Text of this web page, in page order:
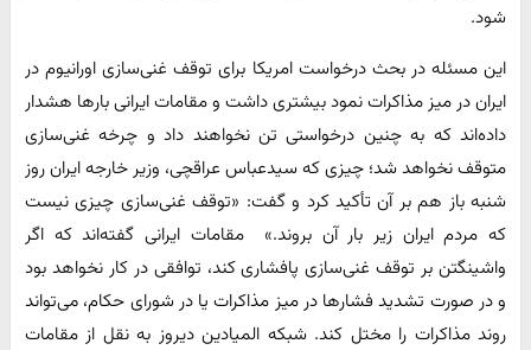
شود.
این مسئله در بحث درخواست امریکا برای توقف غنی‌سازی اورانیوم در
ایران در میز مذاکرات نمود بیشتری داشت و مقامات ایرانی بارها هشدار
داده‌اند که به چنین درخواستی تن نخواهند داد و چرخه غنی‌سازی
متوقف نخواهد شد؛ چیزی که سیدعباس عراقچی، وزیر خارجه ایران روز
شنبه باز هم بر آن تأکید کرد و گفت: «توقف غنی‌سازی چیزی نیست
‌که مردم ایران زیر بار آن بروند.» ‌ مقامات ایرانی گفته‌اند که اگر
واشینگتن بر توقف غنی‌سازی پافشاری کند، توافقی در کار نخواهد بود
و در صورت تشدید فشارها در میز مذاکرات یا در شورای حکام، می‌تواند
روند مذاکرات را مختل کند. شبکه المیادین دیروز به نقل از مقامات